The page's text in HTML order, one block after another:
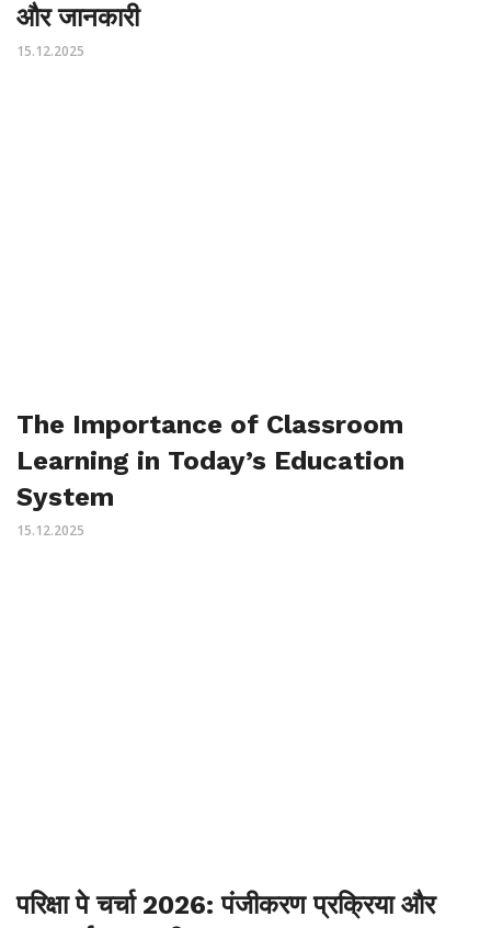
और जानकारी
15.12.2025
The Importance of Classroom
Learning in Today’s Education
System
15.12.2025
परिक्षा पे चर्चा 2026: पंजीकरण प्रक्रिया और